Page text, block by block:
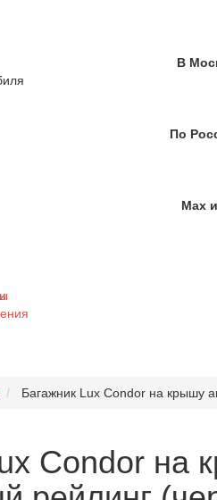
В
По
Max
Багажник Lux Condor на крышу
Condor на